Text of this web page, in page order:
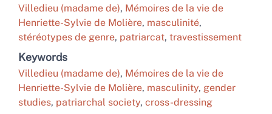
Villedieu (madame de), Mémoires de la vie de
Henriette-Sylvie de Molière, masculinité,
stéréotypes de genre, patriarcat, travestissement
Keywords
Villedieu (madame de), Mémoires de la vie de
Henriette-Sylvie de Molière, masculinity, gender
studies, patriarchal society, cross-dressing